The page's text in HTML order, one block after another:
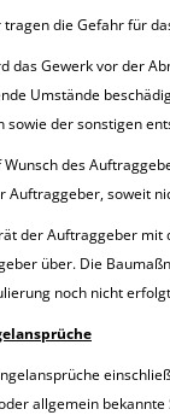
die Gefahr für
das Gewerk vor der
Umstände
sowie der sonstigen
des
Auftraggeber, soweit
der Auftraggeber mit
über. Die
noch nicht
allgemein